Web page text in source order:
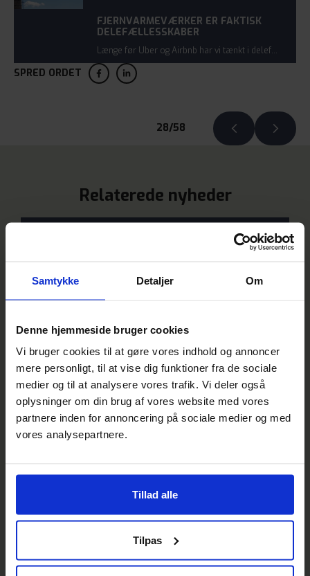
Samtykke Detaljer Om
Denne hjemmeside bruger cookies
Vi bruger cookies til at gøre vores indhold og annoncer
mere personligt, til at vise dig funktioner fra de sociale
medier og til at analysere vores trafik. Vi deler også
oplysninger om din brug af vores website med vores
partnere inden for annoncering på sociale medier og med
vores analysepartnere.
Tillad alle
Tilpas
FJERNVARMEVÆRKER ER FAKTISK
DELEFÆLLESSKABER
Længe før Uber og Airbnb har vi tænkt i delefællesskaber. Andelsbevægelsen er en del af vores dna, og de lokale fjernvarmeværker opstod i takt med denne bevægelse.
SPRED ORDET
28/58
Relaterede nyheder
Torsdag den 31. marts 2022, kl. 19.00. Hornsyld
PRAKTISK INFORMATION
”Jeg har fået en stikledning ind til
min bolig. Hvad så nu? ”
Før du kan åbne for systemet og opvarme med
PRAKTISK INFORMATION
Nyt fra Projektlederen